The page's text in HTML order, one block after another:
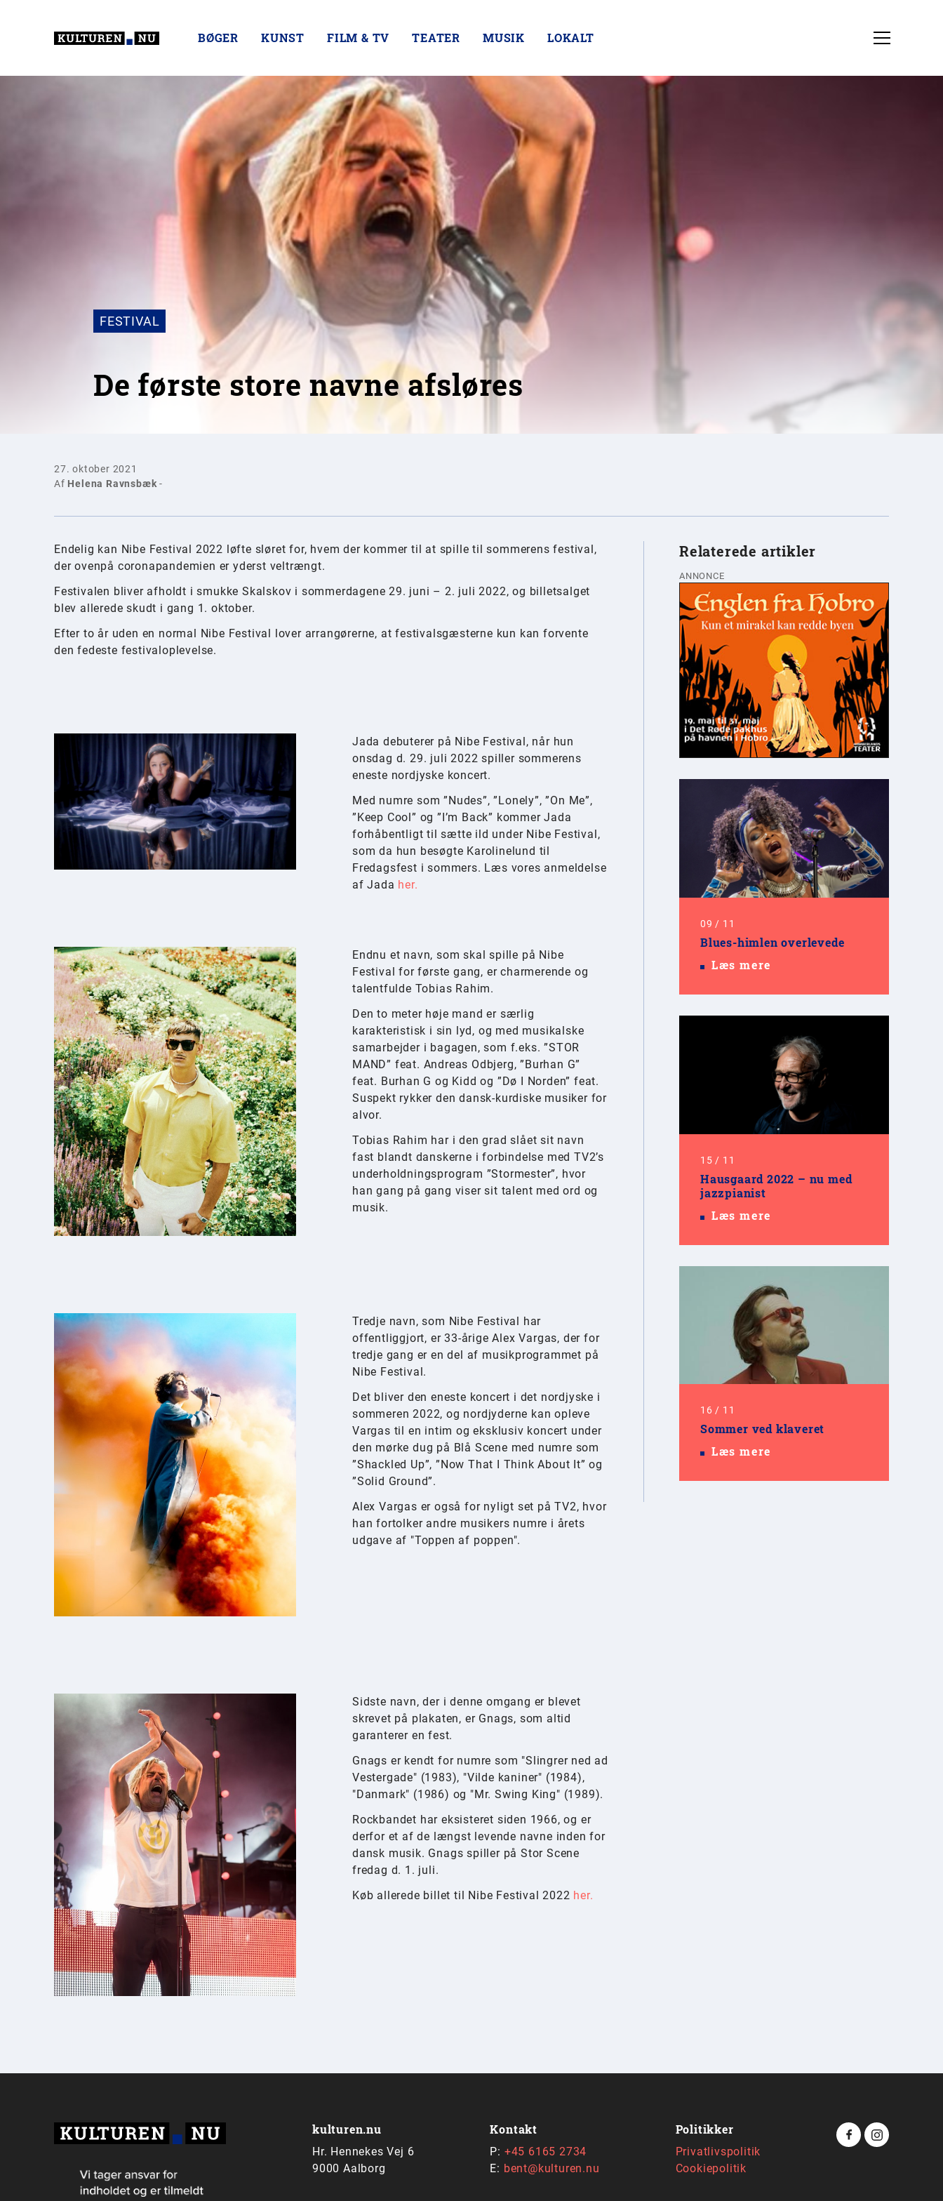
BØGER KUNST FILM & TV TEATER MUSIK LOKALT
FESTIVAL
De første store navne afsløres
27. oktober 2021
Af Helena Ravnsbæk-
Endelig kan Nibe Festival 2022 løfte sløret for, hvem der kommer til at spille til sommerens festival,
der ovenpå coronapandemien er yderst veltrængt.
Festivalen bliver afholdt i smukke Skalskov i sommerdagene 29. juni – 2. juli 2022, og billetsalget
blev allerede skudt i gang 1. oktober.
Efter to år uden en normal Nibe Festival lover arrangørerne, at festivalsgæsterne kun kan forvente
den fedeste festivaloplevelse.
Jada debuterer på Nibe Festival, når hun
onsdag d. 29. juli 2022 spiller sommerens
eneste nordjyske koncert.
Med numre som ”Nudes”, ”Lonely”, ”On Me”,
”Keep Cool” og ”I’m Back” kommer Jada
forhåbentligt til sætte ild under Nibe Festival,
som da hun besøgte Karolinelund til
Fredagsfest i sommers. Læs vores anmeldelse
af Jada her.
Endnu et navn, som skal spille på Nibe
Festival for første gang, er charmerende og
talentfulde Tobias Rahim.
Den to meter høje mand er særlig
karakteristisk i sin lyd, og med musikalske
samarbejder i bagagen, som f.eks. ”STOR
MAND” feat. Andreas Odbjerg, ”Burhan G”
feat. Burhan G og Kidd og ”Dø I Norden” feat.
Suspekt rykker den dansk-kurdiske musiker for
alvor.
Tobias Rahim har i den grad slået sit navn
fast blandt danskerne i forbindelse med TV2’s
underholdningsprogram ”Stormester”, hvor
han gang på gang viser sit talent med ord og
musik.
Tredje navn, som Nibe Festival har
offentliggjort, er 33-årige Alex Vargas, der for
tredje gang er en del af musikprogrammet på
Nibe Festival.
Det bliver den eneste koncert i det nordjyske i
sommeren 2022, og nordjyderne kan opleve
Vargas til en intim og eksklusiv koncert under
den mørke dug på Blå Scene med numre som
”Shackled Up”, ”Now That I Think About It” og
”Solid Ground”.
Alex Vargas er også for nyligt set på TV2, hvor
han fortolker andre musikers numre i årets
udgave af "Toppen af poppen".
Sidste navn, der i denne omgang er blevet
skrevet på plakaten, er Gnags, som altid
garanterer en fest.
Gnags er kendt for numre som "Slingrer ned ad
Vestergade" (1983), "Vilde kaniner" (1984),
"Danmark" (1986) og "Mr. Swing King" (1989).
Rockbandet har eksisteret siden 1966, og er
derfor et af de længst levende navne inden for
dansk musik. Gnags spiller på Stor Scene
fredag d. 1. juli.
Køb allerede billet til Nibe Festival 2022 her.
Relaterede artikler
ANNONCE
09 / 11
Blues-himlen overlevede
Læs mere
15 / 11
Hausgaard 2022 – nu med
jazzpianist
Læs mere
16 / 11
Sommer ved klaveret
Læs mere
kulturen.nu
Hr. Hennekes Vej 6
9000 Aalborg
Kontakt
P: +45 6165 2734
E: bent@kulturen.nu
Politikker
Privatlivspolitik
Cookiepolitik